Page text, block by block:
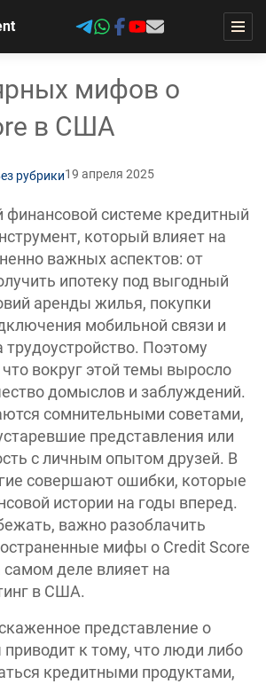
мифов о
в США
рубрики19 апреля 2025
финансовой системе кредитный
который влияет на
важных аспектов: от
ипотеку под выгодный
аренды жилья, покупки
мобильной связи и
Поэтому
вокруг этой темы выросло
домыслов и заблуждений.
сомнительными советами,
представления или
с личным опытом друзей. В
совершают ошибки, которые
истории на годы вперед.
важно разоблачить
мифы о Credit Score
самом деле влияет на
в США.
представление о
к тому, что люди либо
кредитными продуктами,